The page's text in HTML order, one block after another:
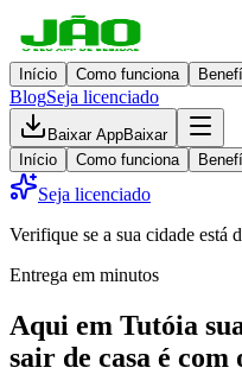
Início Como funciona
BlogSeja licenciado
Baixar AppBaixar
Início
Como funciona
Seja licenciado
Verifique se a sua cidade está
Entrega em minutos
Aqui em Tutóia
sair de casa é com